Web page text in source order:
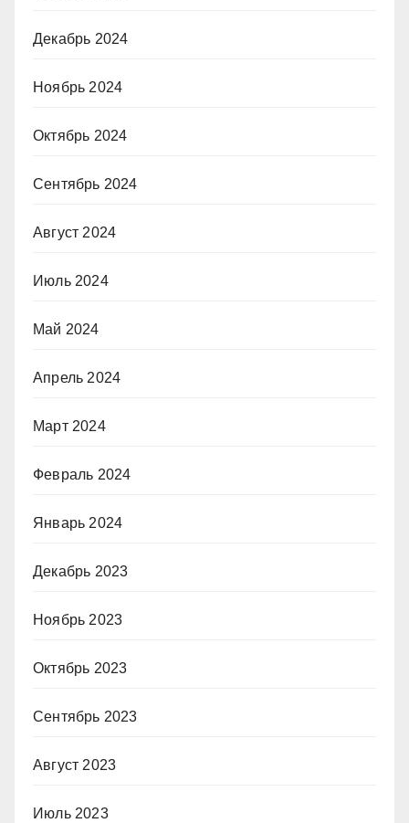
Декабрь 2024
Ноябрь 2024
Октябрь 2024
Сентябрь 2024
Август 2024
Июль 2024
Май 2024
Апрель 2024
Март 2024
Февраль 2024
Январь 2024
Декабрь 2023
Ноябрь 2023
Октябрь 2023
Сентябрь 2023
Август 2023
Июль 2023